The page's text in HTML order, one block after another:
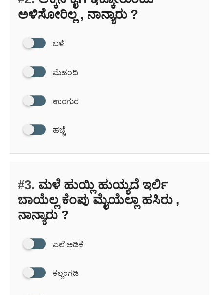
ಅಳಿಸೋರಿಲ್ಲ , ನಾನ್ಯಾರು ?
ಬಳೆ
ಮೆಹಂದಿ
ಉಂಗುರ
ಹಚ್ಚೆ
#3. ಮಳೆ ಹುಯ್ಲಿ ಹುಯ್ಯದೆ ಇರ್ಲಿ
ಬಾಯೆಲ್ಲ ಕೆಂಪು ಮೈಯೆಲ್ಲಾ ಹಸಿರು ,
ನಾನ್ಯಾರು ?
ಎಲೆ ಅಡಿಕೆ
ಕಲ್ಲಂಗಡಿ